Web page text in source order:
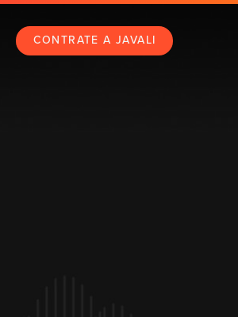
CONTRATE A JAVALI